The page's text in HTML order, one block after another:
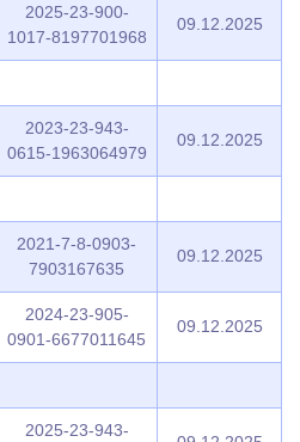
2025-23-900-
1017-8197701968
09.12.2025
2023-23-943-
0615-1963064979
09.12.2025
2021-7-8-0903-
7903167635
09.12.2025
2024-23-905-
0901-6677011645
09.12.2025
2025-23-943-